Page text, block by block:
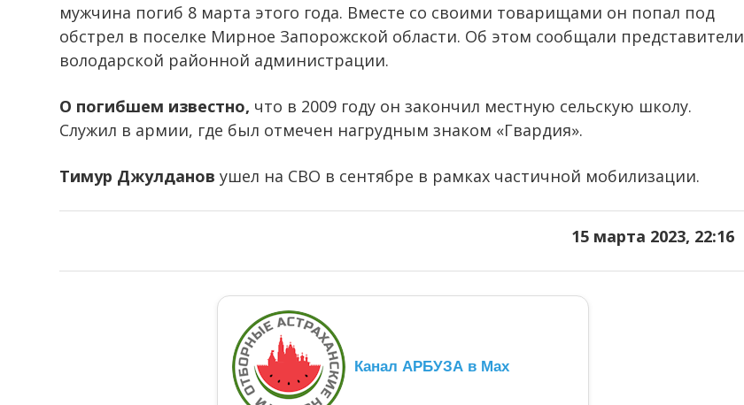
мужчина погиб 8 марта этого года. Вместе со своими товарищами он попал под
обстрел в поселке Мирное Запорожской области. Об этом сообщали представители
володарской районной администрации.
О погибшем известно, что в 2009 году он закончил местную сельскую школу.
Служил в армии, где был отмечен нагрудным знаком «Гвардия».
Тимур Джулданов ушел на СВО в сентябре в рамках частичной мобилизации.
15 марта 2023, 22:16
Канал АРБУЗА в Max